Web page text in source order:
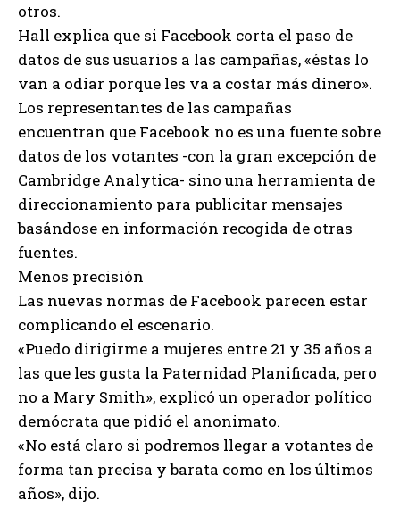
otros.
Hall explica que si Facebook corta el paso de
datos de sus usuarios a las campañas, «éstas lo
van a odiar porque les va a costar más dinero».
Los representantes de las campañas
encuentran que Facebook no es una fuente sobre
datos de los votantes -con la gran excepción de
Cambridge Analytica- sino una herramienta de
direccionamiento para publicitar mensajes
basándose en información recogida de otras
fuentes.
Menos precisión
Las nuevas normas de Facebook parecen estar
complicando el escenario.
«Puedo dirigirme a mujeres entre 21 y 35 años a
las que les gusta la Paternidad Planificada, pero
no a Mary Smith», explicó un operador político
demócrata que pidió el anonimato.
«No está claro si podremos llegar a votantes de
forma tan precisa y barata como en los últimos
años», dijo.